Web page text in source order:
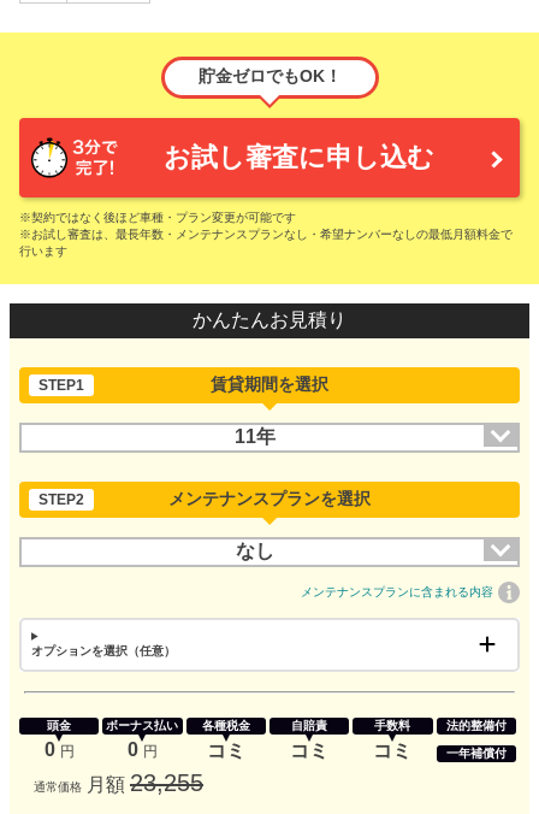
貯金ゼロでもOK！
お試し審査に申し込む
※契約ではなく後ほど車種・プラン変更が可能です
※お試し審査は、最長年数・メンテナンスプランなし・希望ナンバーなしの最低月額料金で
行います
かんたんお見積り
STEP1 賃貸期間を選択
11年
STEP2 メンテナンスプランを選択
なし
メンテナンスプランに含まれる内容
オプションを選択（任意）
頭金
0 円
ボーナス払い
0 円
各種税金
コミ
自賠責
コミ
手数料
コミ
法的整備付
一年補償付
通常価格 月額 23,255